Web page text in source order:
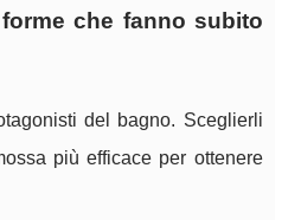
che fanno subito
del bagno. Sceglierli
più efficace per ottenere